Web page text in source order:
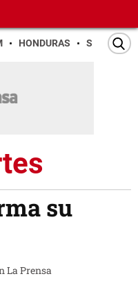
HONDURAS SAN PEDRO
su
La Prensa